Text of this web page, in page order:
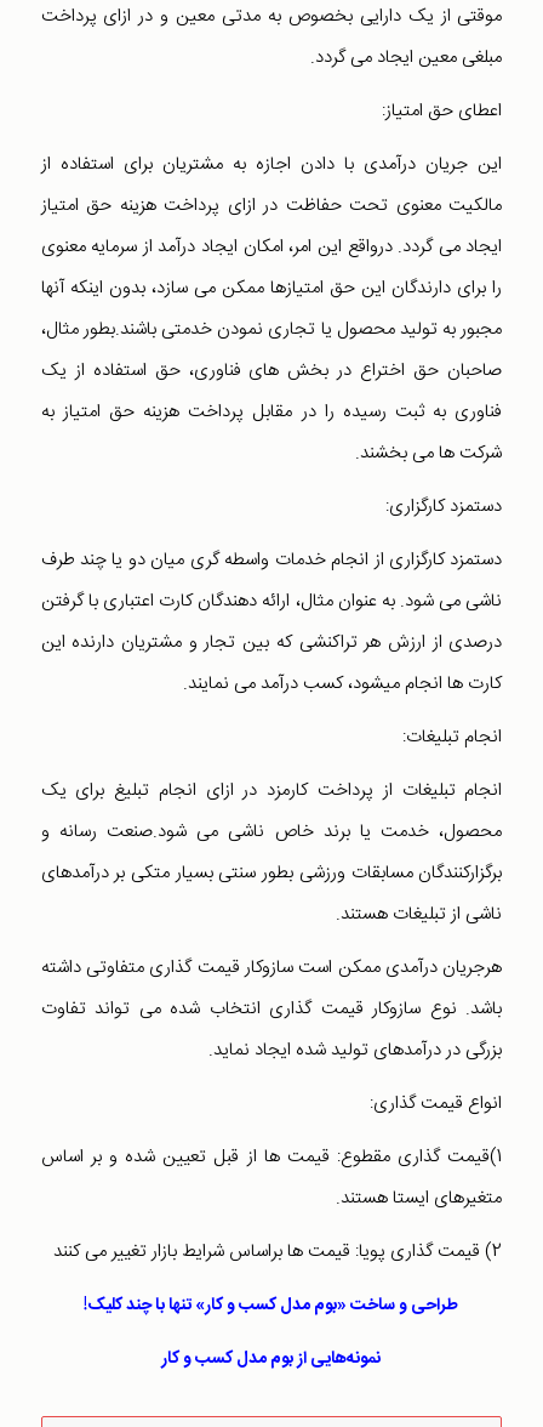
موقتی از یک دارایی بخصوص به مدتی معین و در ازای پرداخت
مبلغی معین ایجاد می گردد.
اعطای حق امتیاز:
این جریان درآمدی با دادن اجازه به مشتریان برای استفاده از
مالکیت معنوی تحت حفاظت در ازای پرداخت هزینه حق امتیاز
ایجاد می گردد. درواقع این امر، امکان ایجاد درآمد از سرمایه معنوی
را برای دارندگان این حق امتیازها ممکن می سازد، بدون اینکه آنها
مجبور به تولید محصول یا تجاری نمودن خدمتی باشند.بطور مثال،
صاحبان حق اختراع در بخش های فناوری، حق استفاده از یک
فناوری به ثبت رسیده را در مقابل پرداخت هزینه حق امتیاز به
شرکت ها می بخشند.
دستمزد کارگزاری:
دستمزد کارگزاری از انجام خدمات واسطه گری میان دو یا چند طرف
ناشی می شود. به عنوان مثال، ارائه دهندگان کارت اعتباری با گرفتن
درصدی از ارزش هر تراکنشی که بین تجار و مشتریان دارنده این
کارت ها انجام میشود، کسب درآمد می نمایند.
انجام تبلیغات:
انجام تبلیغات از پرداخت کارمزد در ازای انجام تبلیغ برای یک
محصول، خدمت یا برند خاص ناشی می شود.صنعت رسانه و
برگزارکنندگان مسابقات ورزشی بطور سنتی بسیار متکی بر درآمدهای
ناشی از تبلیغات هستند.
هرجریان درآمدی ممکن است سازوکار قیمت گذاری متفاوتی داشته
باشد. نوع سازوکار قیمت گذاری انتخاب شده می تواند تفاوت
بزرگی در درآمدهای تولید شده ایجاد نماید.
انواع قیمت گذاری:
1)قیمت گذاری مقطوع: قیمت ها از قبل تعیین شده و بر اساس
متغیرهای ایستا هستند.
2) قیمت گذاری پویا: قیمت ها براساس شرایط بازار تغییر می کنند
طراحی و ساخت «بوم مدل کسب‌ و ‌کار» تنها با چند کلیک!
نمونه‌هایی از بوم مدل کسب ‌و‌ کار